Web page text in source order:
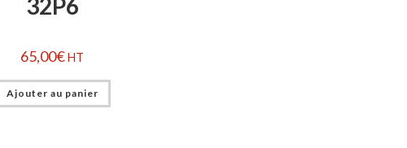
65,00€ HT
Ajouter au panier